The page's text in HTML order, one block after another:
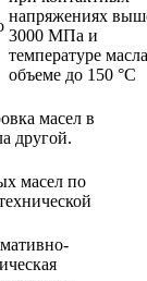
напряжениях
3000 МПа и
температуре
объеме до 150 °С
масел в
другой.
масел по